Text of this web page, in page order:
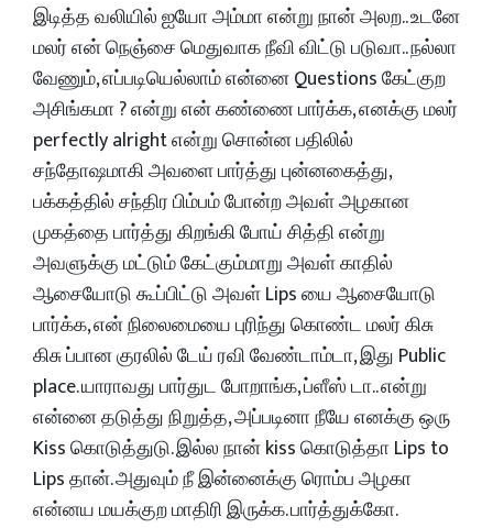
இடித்த வலியில் ஐயோ அம்மா என்று நான் அலற..‌ உடனே
மலர் என் நெஞ்சை மெதுவாக நீவி விட்டு படுவா.. நல்லா
வேணும், எப்படியெல்லாம் என்னை Questions கேட்குற
அசிங்கமா ? என்று என் கண்ணை பார்க்க, எனக்கு மலர்
perfectly alright என்று சொன்ன பதிலில்
சந்தோஷமாகி அவளை பார்த்து புன்னகைத்து,
பக்கத்தில் சந்திர பிம்பம் போன்ற அவள் அழகான
முகத்தை பார்த்து கிறங்கி போய் சித்தி என்று
அவளுக்கு மட்டும் கேட்கும்மாறு அவள் காதில்
ஆசையோடு கூப்பிட்டு அவள் Lips யை ஆசையோடு
பார்க்க, என் நிலைமையை புரிந்து கொண்ட மலர் கிசு
கிசு ப்பான குரலில் டேய் ரவி வேண்டாம்டா, இது Public
place. யாராவது பார்துட போறாங்க, ப்ளீஸ் டா.. என்று
என்னை தடுத்து நிறுத்த, அப்படினா நீயே எனக்கு ஒரு
Kiss கொடுத்துடு. இல்ல நான் kiss கொடுத்தா Lips to
Lips தான். அதுவும் நீ இன்னைக்கு ரொம்ப அழகா
என்னய மயக்குற மாதிரி இருக்க. பார்த்துக்கோ.